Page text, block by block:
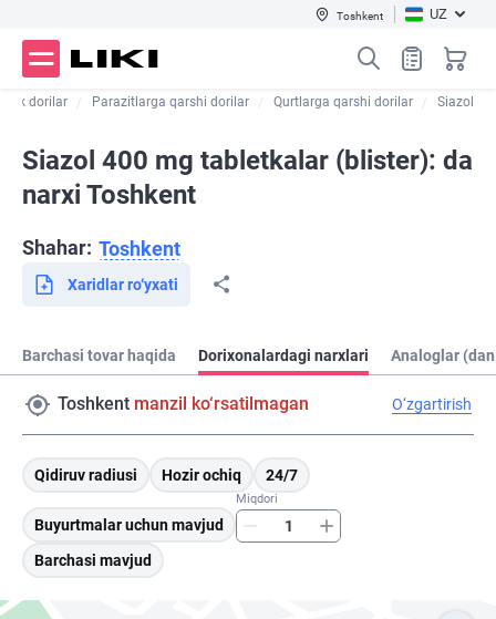
Toshkent UZ
dorilar Parazitlarga qarshi dorilar Qurtlarga qarshi dorilar Siazol
Siazol 400 mg tabletkalar (blister): da
narxi Toshkent
Shahar: Toshkent
Xaridlar ro‘yxati
Barchasi tovar haqida Dorixonalardagi narxlari Analoglar
Toshkent manzil ko‘rsatilmagan O‘zgartirish
Qidiruv radiusi Hozir ochiq 24/7
Buyurtmalar uchun mavjud
Miqdori
Barchasi mavjud